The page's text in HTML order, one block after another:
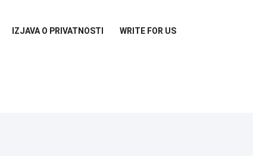
IZJAVA O PRIVATNOSTI WRITE FOR US